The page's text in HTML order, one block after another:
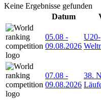
Keine Ergebnisse gefunden
Datum
05.08 -
09.08.2026
U20-
07.08 -
09.08.2026
38.